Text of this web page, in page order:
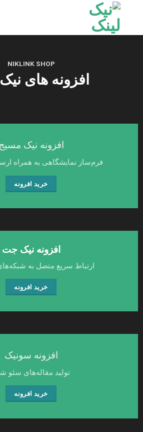
content
NIKLINK SHOP
افزونه های
افزونه نیک
فرم‌ساز نمایشگاهی به همراه
خرید افرونه
افزونه نیک جت
ارتباط سریع متصل به
خرید افرونه
افزونه سونیک
تولید مقاله‌های سئو
خرید افرونه